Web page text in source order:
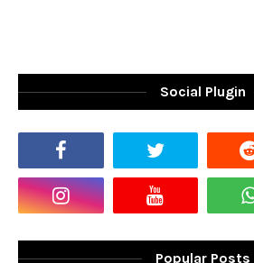
Social Plugin
Popular Posts